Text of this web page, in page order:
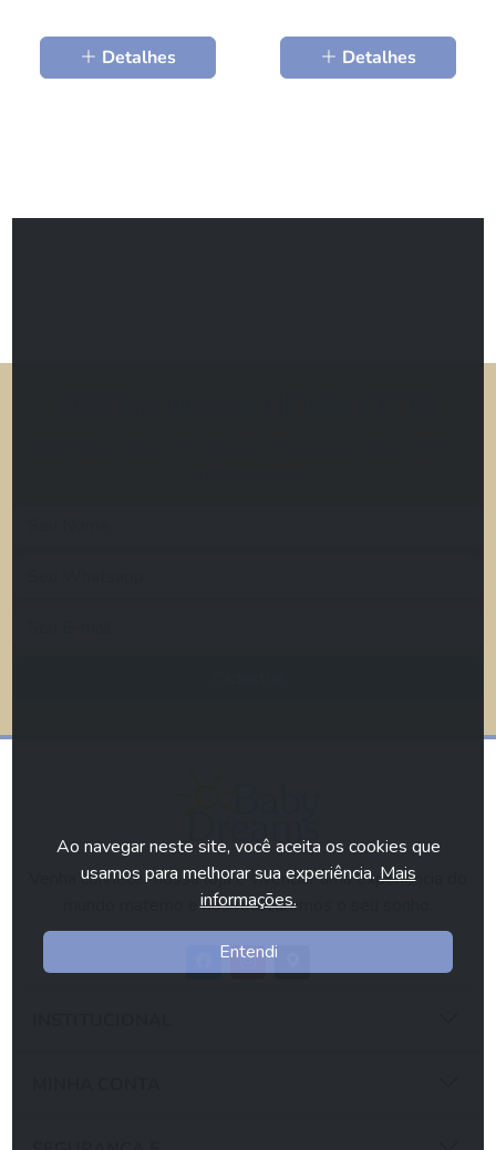
Detalhes Detalhes
Venha conhecer nossa loja e vivenciar uma experiência do
mundo materno e nós realizaremos o seu sonho.
Ao navegar neste site, você aceita os cookies que
usamos para melhorar sua experiência. Mais
informações.
Entendi